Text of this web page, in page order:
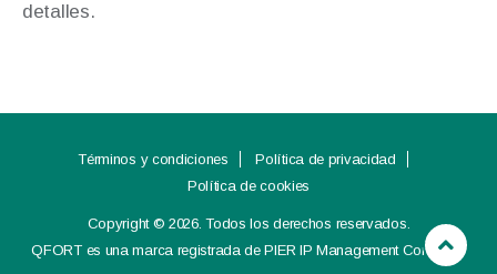
detalles.
Términos y condiciones
Política de privacidad
Política de cookies
Copyright © 2026. Todos los derechos reservados.
QFORT es una marca registrada de PIER IP Management Company